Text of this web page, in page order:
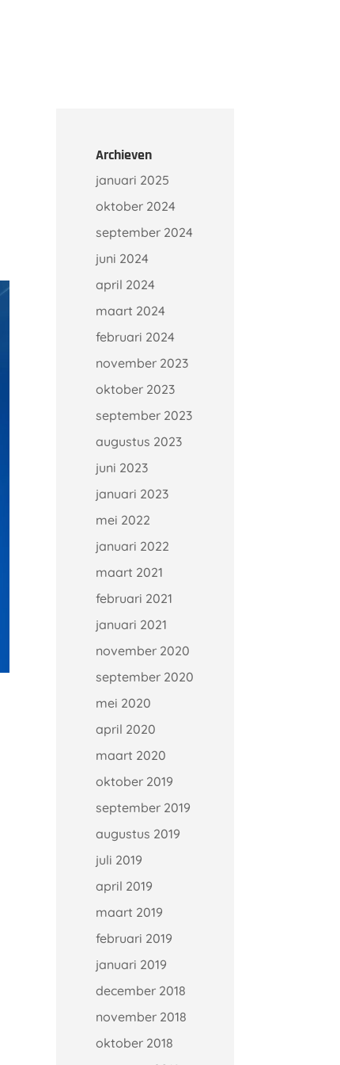
Archieven
januari 2025
oktober 2024
september 2024
juni 2024
april 2024
maart 2024
februari 2024
november 2023
oktober 2023
september 2023
augustus 2023
juni 2023
januari 2023
mei 2022
januari 2022
maart 2021
februari 2021
januari 2021
november 2020
september 2020
mei 2020
april 2020
maart 2020
oktober 2019
september 2019
augustus 2019
juli 2019
april 2019
maart 2019
februari 2019
januari 2019
december 2018
november 2018
oktober 2018